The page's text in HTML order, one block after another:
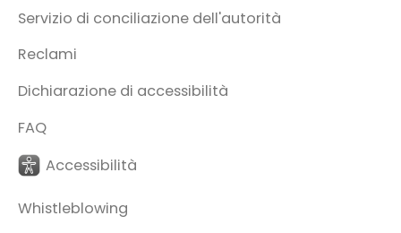
Servizio di conciliazione dell'autorità
Reclami
Dichiarazione di accessibilità
FAQ
Accessibilità
Whistleblowing